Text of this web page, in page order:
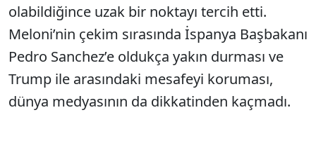
olabildiğince uzak bir noktayı tercih etti.
Meloni’nin çekim sırasında İspanya Başbakanı
Pedro Sanchez’e oldukça yakın durması ve
Trump ile arasındaki mesafeyi koruması,
dünya medyasının da dikkatinden kaçmadı.